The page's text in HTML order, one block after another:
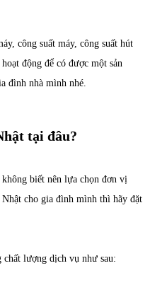
công suất máy, công suất hút
động để có được một sản
đình nhà mình nhé.
tại đâu?
biết nên lựa chọn đơn vị
cho gia đình mình thì hãy đặt
chất lượng dịch vụ như sau: